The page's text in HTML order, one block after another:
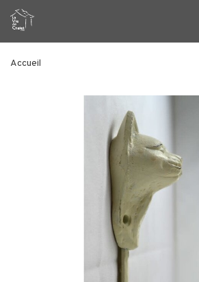
Accueil